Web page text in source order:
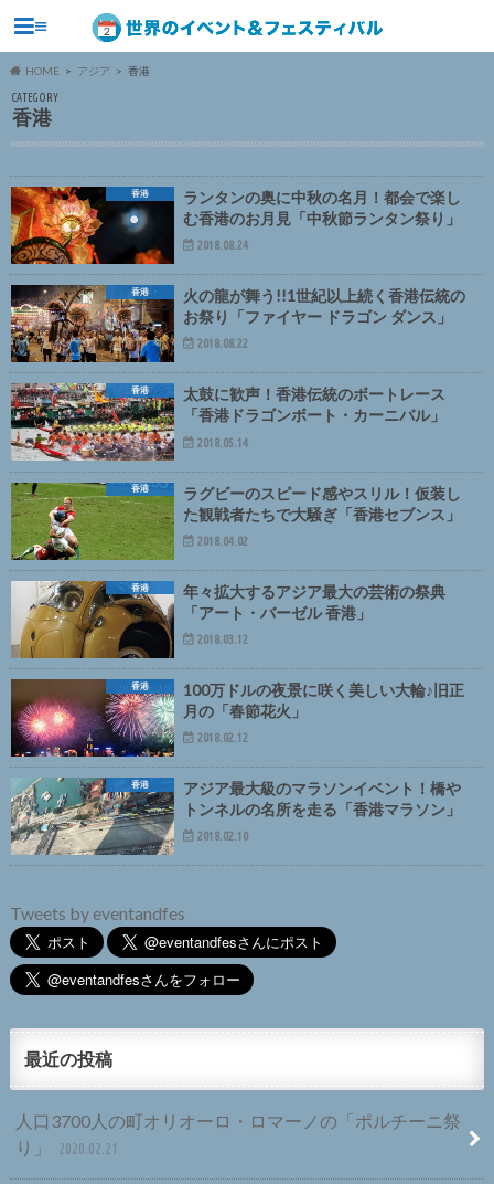
≡
HOME アジア 香港
CATEGORY
香港
香港
ランタンの奥に中秋の名月！都会で楽し
む香港のお月見「中秋節ランタン祭り」
2018.08.24
香港
火の龍が舞う!!1世紀以上続く香港伝統の
お祭り「ファイヤー ドラゴン ダンス」
2018.08.22
香港
太鼓に歓声！香港伝統のボートレース
「香港ドラゴンボート・カーニバル」
2018.05.14
香港
ラグビーのスピード感やスリル！仮装し
た観戦者たちで大騒ぎ「香港セブンス」
2018.04.02
香港
年々拡大するアジア最大の芸術の祭典
「アート・バーゼル 香港」
2018.03.12
香港
100万ドルの夜景に咲く美しい大輪♪旧正
月の「春節花火」
2018.02.12
香港
アジア最大級のマラソンイベント！橋や
トンネルの名所を走る「香港マラソン」
2018.02.10
Tweets by eventandfes
最近の投稿
人口3700人の町オリオーロ・ロマーノの「ポルチーニ祭
り」
2020.02.21